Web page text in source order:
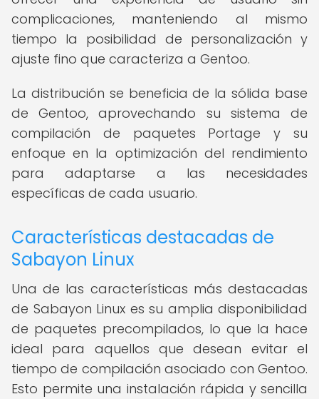
complicaciones, manteniendo al mismo
tiempo la posibilidad de personalización y
ajuste fino que caracteriza a Gentoo.
La distribución se beneficia de la sólida base
de Gentoo, aprovechando su sistema de
compilación de paquetes Portage y su
enfoque en la optimización del rendimiento
para adaptarse a las necesidades
específicas de cada usuario.
Características destacadas de
Sabayon Linux
Una de las características más destacadas
de Sabayon Linux es su amplia disponibilidad
de paquetes precompilados, lo que la hace
ideal para aquellos que desean evitar el
tiempo de compilación asociado con Gentoo.
Esto permite una instalación rápida y sencilla